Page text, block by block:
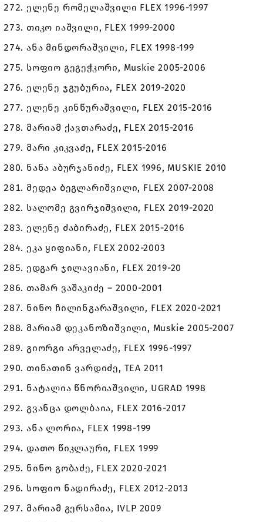
ელენე რომელაშვილი FLEX 1996-1997
თიკო იაშვილი, FLEX 1999-2000
ანა მინდორაშვილი, FLEX 1998-199
სოფიო გეგეჭკორი, Muskie 2005-2006
ელენე ჯგუბურია, FLEX 2019-2020
ელენე კინწურაშვილი, FLEX 2015-2016
მარიამ ქავთარაძე, FLEX 2015-2016
მარი კიკვაძე, FLEX 2015-2016
ნანა აბურჯანიძე, FLEX 1996, MUSKIE 2010
მედეა ბეგლარიშვილი, FLEX 2007-2008
სალომე გვირჯიშვილი, FLEX 2019-2020
ელენე ძაბირაძე, FLEX 2015-2016
ეკა ყიფიანი, FLEX 2002-2003
ედგარ ჯილავიანი, FLEX 2019-20
თამარ ვაშაკიძე – 2000-2001
ნინო ჩილინგარაშვილი, FLEX 2020-2021
მარიამ დეკანოზიშვილი, Muskie 2005-2007
გიორგი არველაძე, FLEX 1996-1997
თინათინ ვარდიძე, TEA 2011
ნატალია წნორიაშვილი, UGRAD 1998
გვანცა დოლბაია, FLEX 2016-2017
ანა ლორია, FLEX 1998-199
დათო წიკლაური, FLEX 1999
ნინო გობაძე, FLEX 2020-2021
სოფიო ნადირაძე, FLEX 2012-2013
მარიამ გერსამია, IVLP 2009